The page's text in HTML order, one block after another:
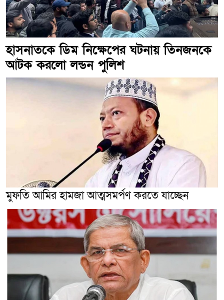
হাসনাতকে ডিম নিক্ষেপের ঘটনায় তিনজনকে
আটক করলো লন্ডন পুলিশ
মুফতি আমির হামজা আত্মসমর্পণ করতে যাচ্ছেন